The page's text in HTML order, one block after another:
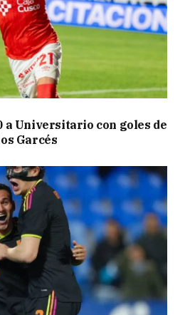
a Universitario con goles de
Garcés